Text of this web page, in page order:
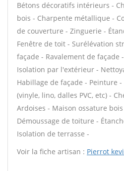
Bétons décoratifs intérieurs -
bois - Charpente métallique -
de couverture - Zinguerie -
Fenêtre de toit - Surélévation
façade - Ravalement de façade
Isolation par l'extérieur -
Habillage de façade - Peinture
(vinyle, lino, dalles PVC, etc) -
Ardoises - Maison ossature
Démoussage de toiture -
Isolation de terrasse -
Voir la fiche artisan : Pierrot